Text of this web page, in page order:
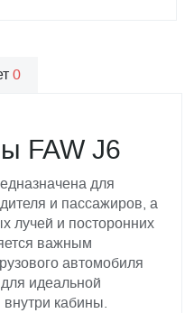
0
FAW J6
для
и пассажиров, а
лучей и посторонних
важным
автомобиля
идеальной
внутри кабины.